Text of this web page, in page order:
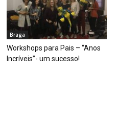
Braga
Workshops para Pais – “Anos
Incríveis”- um sucesso!